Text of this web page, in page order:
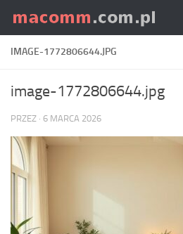
Skip to content
IMAGE-1772806644.JPG
image-1772806644.jpg
PRZEZ · 6 MARCA 2026